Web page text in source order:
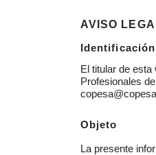
AVISO
El titular de
Profesionales
Objeto
La presente